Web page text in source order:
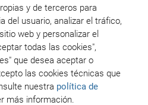
y de terceros para
del usuario, analizar el tráfico,
web y personalizar el
todas las cookies",
que desea aceptar o
las cookies técnicas que
nuestra política de
más información.